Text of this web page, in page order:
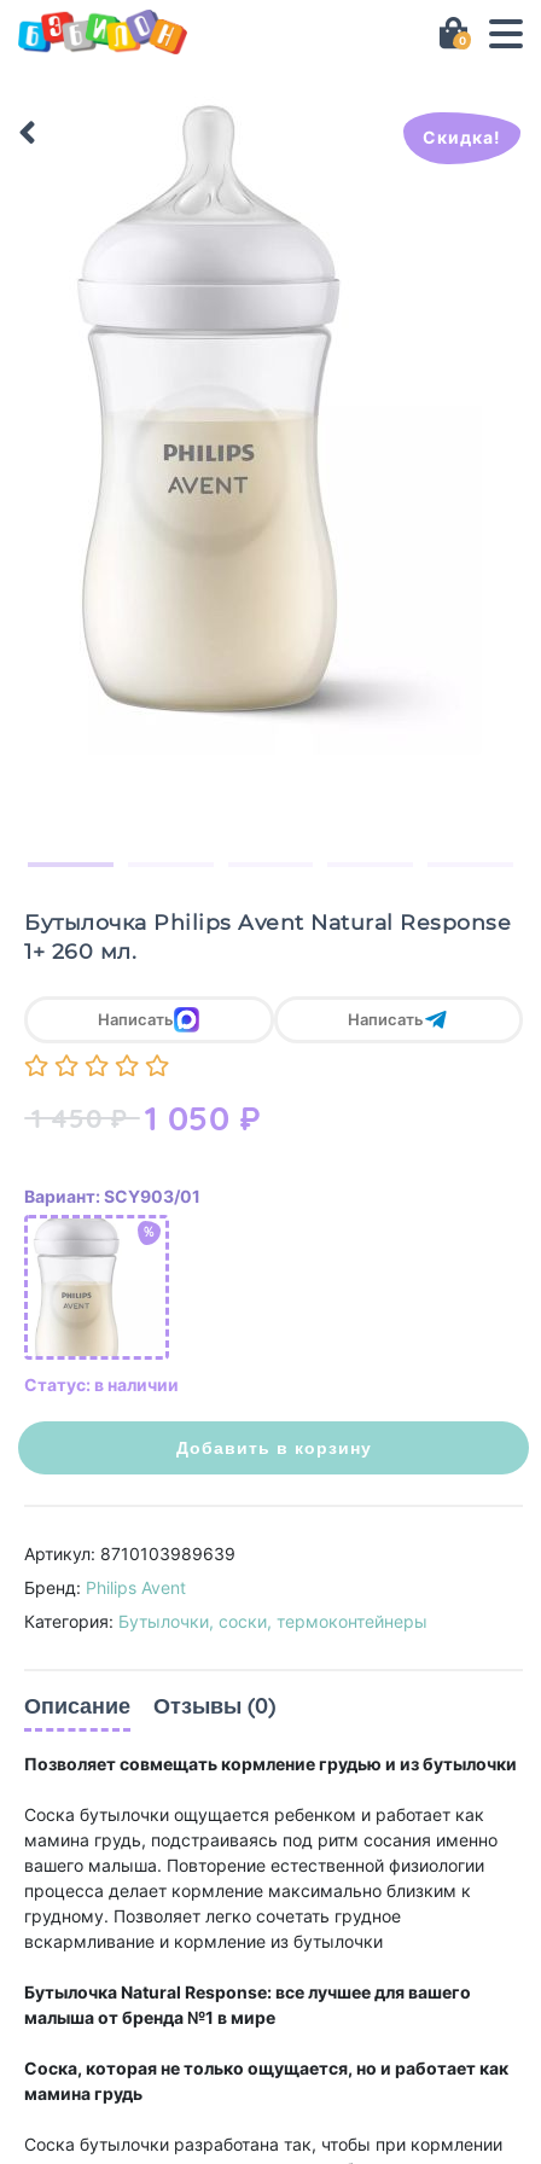
0
Скидка!
Бутылочка Philips Avent Natural Response
1+ 260 мл.
1 450₽ 1 050 ₽
Написать Написать
Вариант: SCY903/01
%
Статус: в наличии
Добавить в корзину
Артикул: 8710103989639
Бренд: Philips Avent
Категория: Бутылочки, соски, термоконтейнеры
Описание Отзывы (0)
Позволяет совмещать кормление грудью и из бутылочки​
Соска бутылочки ощущается ребенком и работает как
мамина грудь, подстраиваясь под ритм сосания именно
вашего малыша. Повторение естественной физиологии
процесса делает кормление максимально близким к
грудному. Позволяет легко сочетать грудное
вскармливание и кормление из бутылочки
Бутылочка Natural Response: все лучшее для вашего
малыша от бренда №1 в мире
Соска, которая не только ощущается, но и работает как
мамина грудь​
Соска бутылочки разработана так, чтобы при кормлении